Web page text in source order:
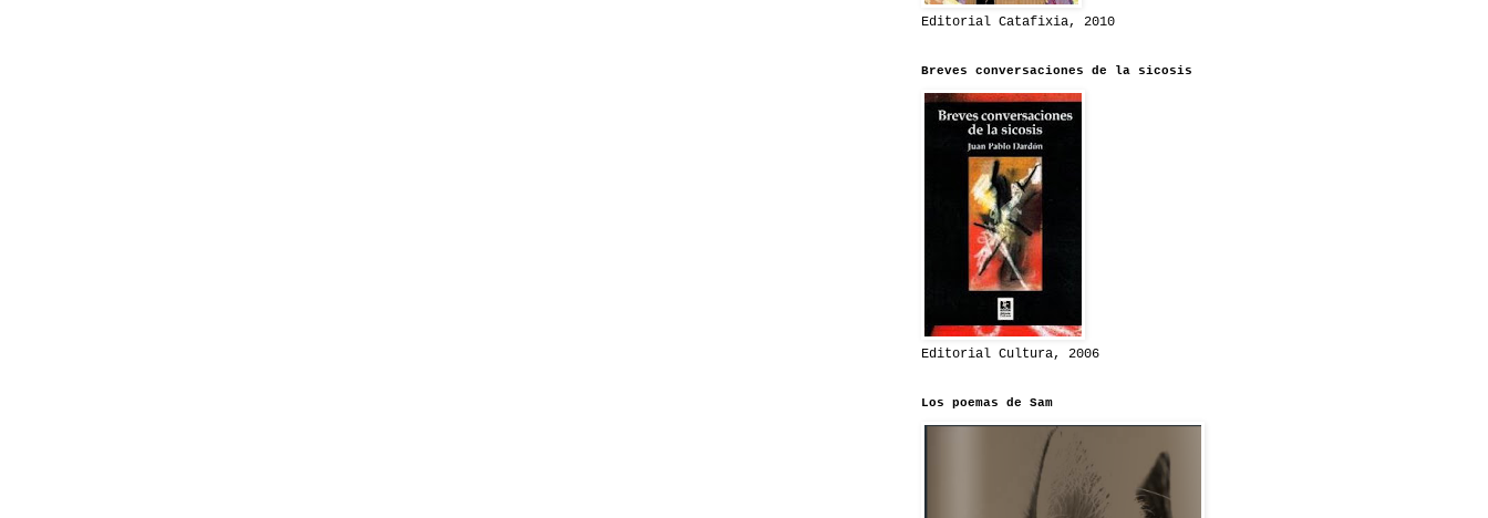
Editorial Catafixia, 2010
Breves conversaciones de la sicosis
Editorial Cultura, 2006
Los poemas de Sam